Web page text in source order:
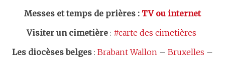
Messes et temps de prières: TV ou internet
Visiter un cimetière: #carte des cimetières
Les diocèses belges: Brabant Wallon– Bruxelles –